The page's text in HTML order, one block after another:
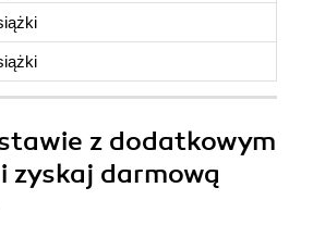
z dodatkowym
zyskaj darmową